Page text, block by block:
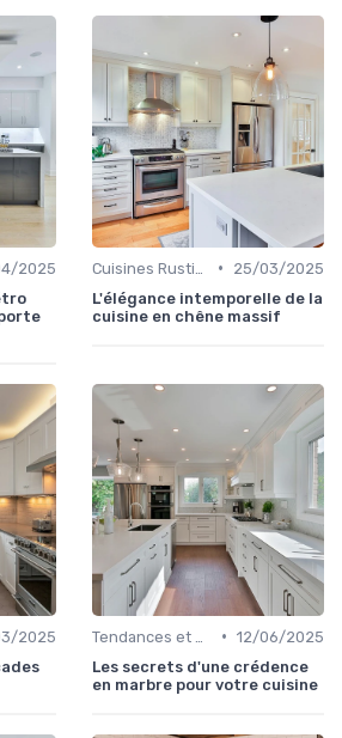
2025
•
25/03/2025
L'élégance intemporelle de la
cuisine en chêne massif
2025
• 12/06/2025
Les secrets d'une crédence
en marbre pour votre cuisine